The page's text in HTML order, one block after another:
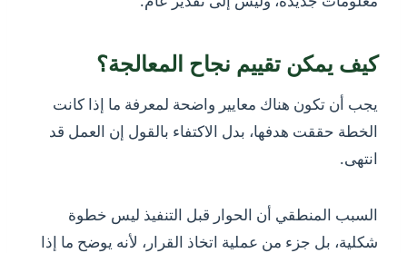
كيف يمكن تقييم نجاح المعالجة؟
يجب أن تكون هناك معايير واضحة لمعرفة ما إذا كانت
الخطة حققت هدفها، بدل الاكتفاء بالقول إن العمل قد
انتهى.
السبب المنطقي أن الحوار قبل التنفيذ ليس خطوة
شكلية، بل جزء من عملية اتخاذ القرار، لأنه يوضح ما إذا